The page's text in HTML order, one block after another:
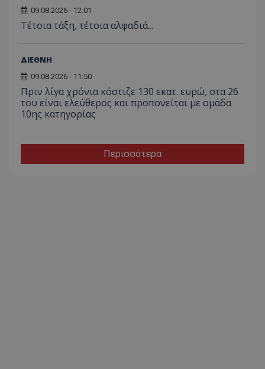
09.08.2026 - 12:01
Τέτοια τάξη, τέτοια αλφαδιά...
ΔΙΕΘΝΗ
09.08.2026 - 11:50
Πριν λίγα χρόνια κόστιζε 130 εκατ. ευρώ, στα 26
του είναι ελεύθερος και προπονείται με ομάδα
10ης κατηγορίας
Περισσότερα